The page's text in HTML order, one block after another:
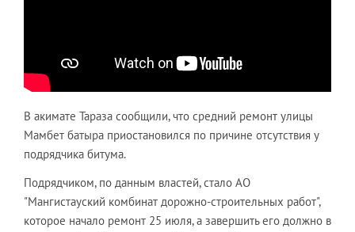
В акимате Тараза сообщили, что средний ремонт улицы
Мамбет батыра приостановился по причине отсутствия у
подрядчика битума.
Подрядчиком, по данным властей, стало АО
"Мангистауский комбинат дорожно-строительных работ",
которое начало ремонт 25 июля, а завершить его должно в